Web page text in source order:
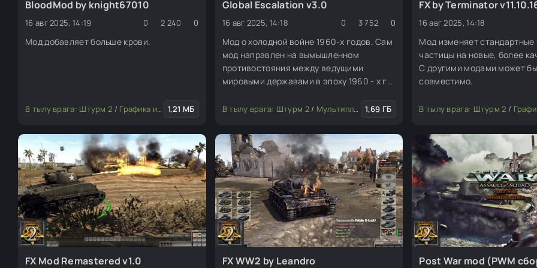
BloodMod by knight67010
16 авг 2025, 14:19 0 2 240 0
Мод добавляет больше крови.
В тылу врага: Штурм 2 / Графика и текстуры Изменение мода или игры/Эффекты и погода
1,21 МБ
Global Escalation v3.0
16 авг 2025, 14:18 0 3 752 0
Мод о холодной войне 1960-х годов. Сам
мод направлен на вымышленном
противостояния между ведущими
мировыми державами в эпоху 1960 - х гг.
народов, из Китая в пустыне, до народа
чтобы довести холодную войну до
штурма 2.
В тылу врага: Штурм 2/ Мультиплеерные моды 1,69 ГБ
FX by Terminator
16 авг 2025, 14:18
Мод изменяет стандартные
частицы на новые, более
С другими модами может
совместимо.
В тылу врага: Штурм 2 / Графика и
FX Mod Remastered v1.0 FX WW2 by Leandro
Post War mod (PWM